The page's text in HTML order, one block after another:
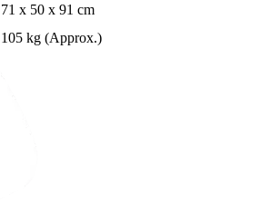
71 x 50 x 91 cm
105 kg (Approx.)